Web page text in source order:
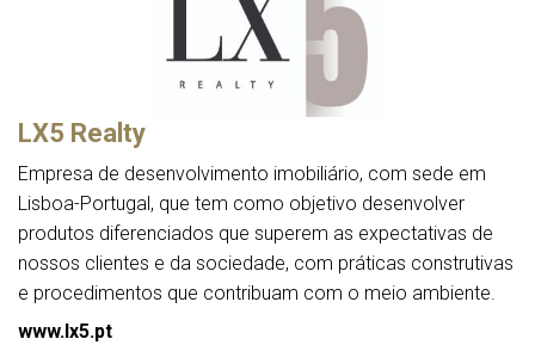
LX5 Realty
Empresa de desenvolvimento imobiliário, com sede em
Lisboa-Portugal, que tem como objetivo desenvolver
produtos diferenciados que superem as expectativas de
nossos clientes e da sociedade, com práticas construtivas
e procedimentos que contribuam com o meio ambiente.
www.lx5.pt